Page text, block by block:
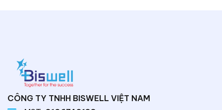
CÔNG TY TNHH BISWELL VIỆT NAM